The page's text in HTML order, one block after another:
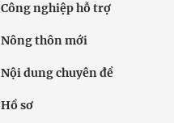
Công nghiệp hỗ trợ
Nông thôn mới
Nội dung chuyên đề
Hồ sơ